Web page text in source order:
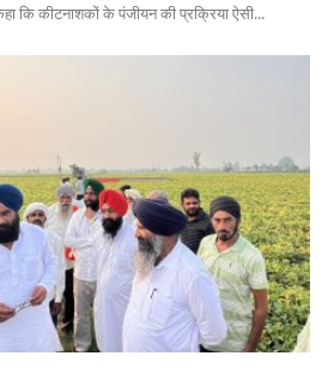
कि कीटनाशकों के पंजीयन की प्रक्रिया ऐसी...